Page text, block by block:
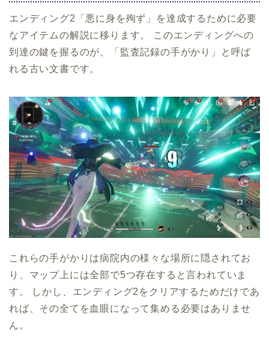
エンディング2「悪に身を殉ず」を達成するために必要
なアイテムの解説に移ります。 このエンディングへの
到達の鍵を握るのが、「監査記録の手がかり」と呼ば
れる古い文書です。
これらの手がかりは病院内の様々な場所に隠されてお
り、マップ上には全部で5つ存在すると言われていま
す。 しかし、エンディング2をクリアするためだけであ
れば、その全てを血眼になって集める必要はありませ
ん。